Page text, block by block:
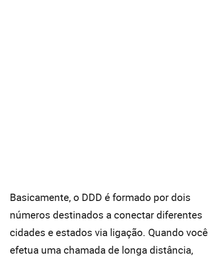
Basicamente, o DDD é formado por dois
números destinados a conectar diferentes
cidades e estados via ligação. Quando você
efetua uma chamada de longa distância,